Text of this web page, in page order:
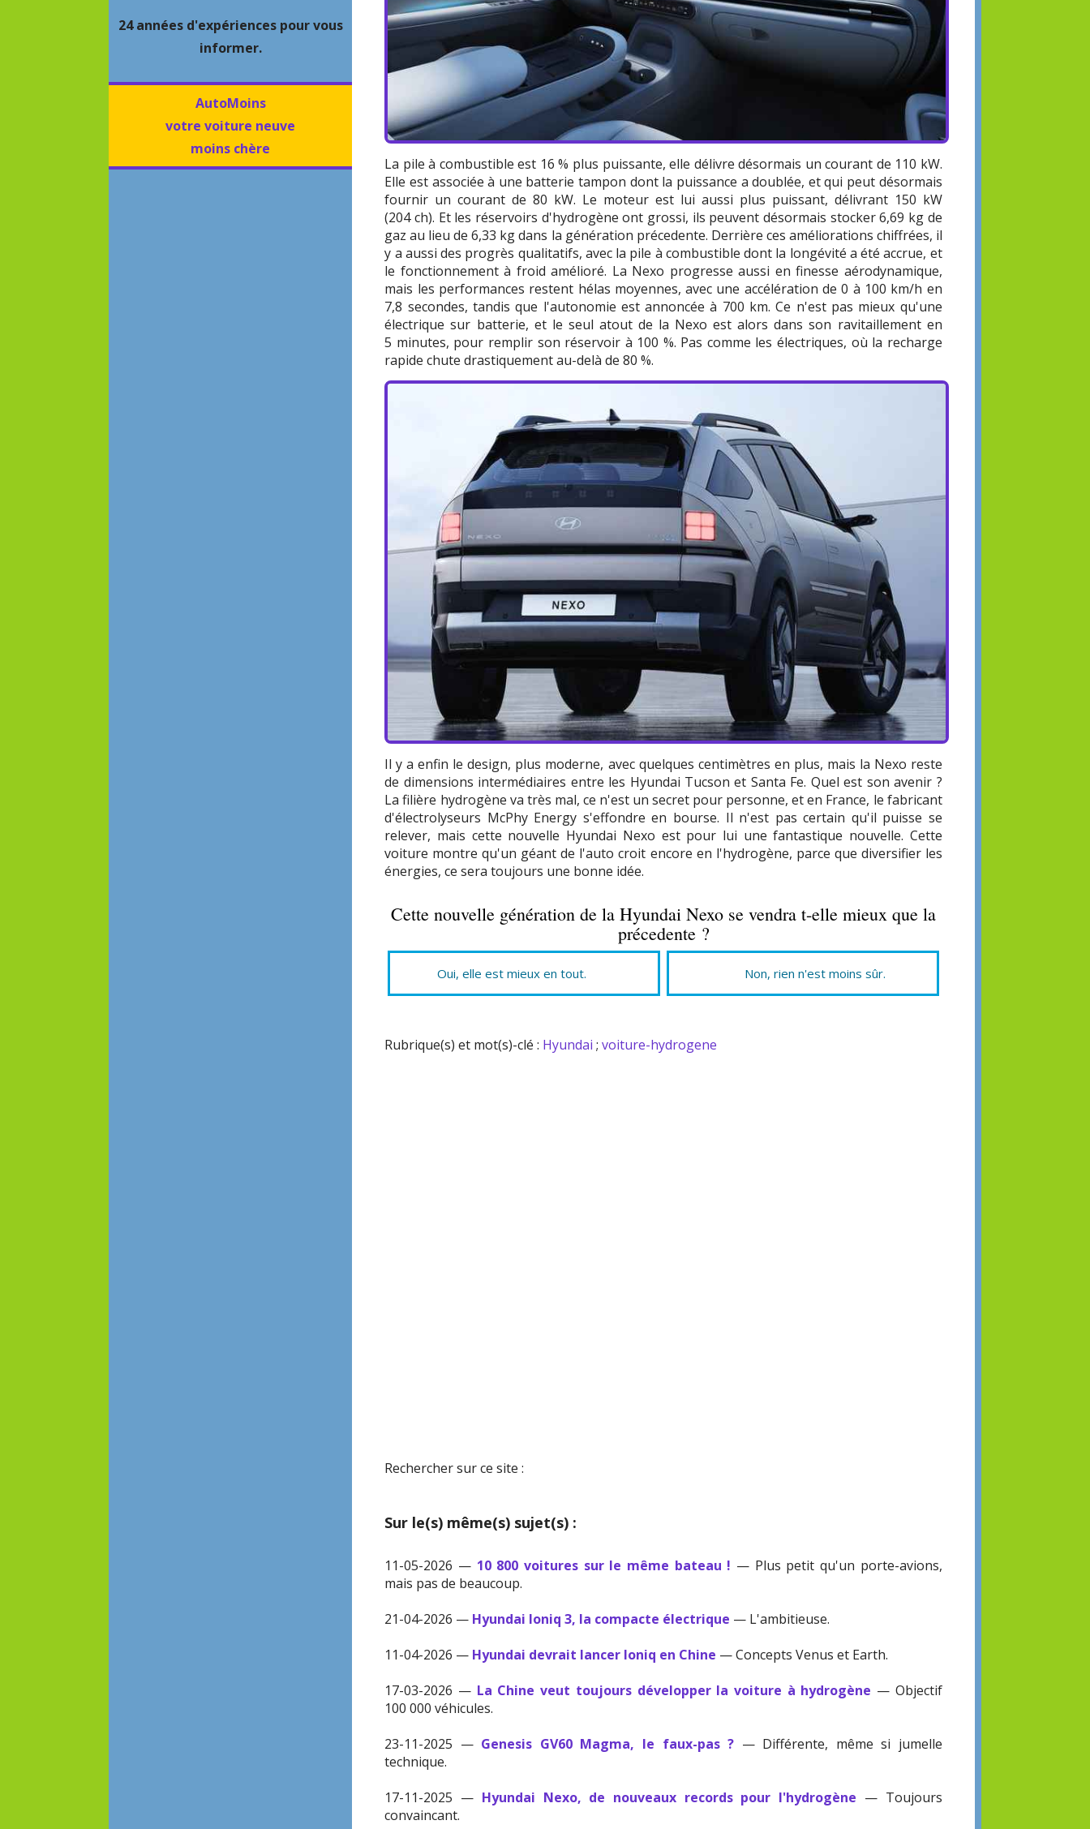
24 années d'expériences pour vous
informer.
AutoMoins
votre voiture neuve
moins chère
La pile à combustible est 16 % plus puissante, elle délivre désormais un courant de 110 kW.
Elle est associée à une batterie tampon dont la puissance a doublée, et qui peut désormais
fournir un courant de 80 kW. Le moteur est lui aussi plus puissant, délivrant 150 kW
(204 ch). Et les réservoirs d'hydrogène ont grossi, ils peuvent désormais stocker 6,69 kg de
gaz au lieu de 6,33 kg dans la génération précedente. Derrière ces améliorations chiffrées, il
y a aussi des progrès qualitatifs, avec la pile à combustible dont la longévité a été accrue, et
le fonctionnement à froid amélioré. La Nexo progresse aussi en finesse aérodynamique,
mais les performances restent hélas moyennes, avec une accélération de 0 à 100 km/h en
7,8 secondes, tandis que l'autonomie est annoncée à 700 km. Ce n'est pas mieux qu'une
électrique sur batterie, et le seul atout de la Nexo est alors dans son ravitaillement en
5 minutes, pour remplir son réservoir à 100 %. Pas comme les électriques, où la recharge
rapide chute drastiquement au-delà de 80 %.
Il y a enfin le design, plus moderne, avec quelques centimètres en plus, mais la Nexo reste
de dimensions intermédiaires entre les Hyundai Tucson et Santa Fe. Quel est son avenir ?
La filière hydrogène va très mal, ce n'est un secret pour personne, et en France, le fabricant
d'électrolyseurs McPhy Energy s'effondre en bourse. Il n'est pas certain qu'il puisse se
relever, mais cette nouvelle Hyundai Nexo est pour lui une fantastique nouvelle. Cette
voiture montre qu'un géant de l'auto croit encore en l'hydrogène, parce que diversifier les
énergies, ce sera toujours une bonne idée.
Cette nouvelle génération de la Hyundai Nexo se vendra t-elle mieux que la
précedente ?
Oui, elle est mieux en tout. Non, rien n'est moins sûr.
Rubrique(s) et mot(s)-clé : Hyundai ;voiture-hydrogene
Rechercher sur ce site :
Sur le(s) même(s) sujet(s) :
11-05-2026 — 10 800 voitures sur le même bateau ! — Plus petit qu'un porte-avions,
mais pas de beaucoup.
21-04-2026 — Hyundai Ioniq 3, la compacte électrique — L'ambitieuse.
11-04-2026 — Hyundai devrait lancer Ioniq en Chine — Concepts Venus et Earth.
17-03-2026 — La Chine veut toujours développer la voiture à hydrogène — Objectif
100 000 véhicules.
23-11-2025 — Genesis GV60 Magma, le faux-pas ? — Différente, même si jumelle
technique.
17-11-2025 — Hyundai Nexo, de nouveaux records pour l'hydrogène — Toujours
convaincant.